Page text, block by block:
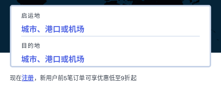
启运地
目的地
现在注册 ，新用户前5笔订单可享优惠低至9折起